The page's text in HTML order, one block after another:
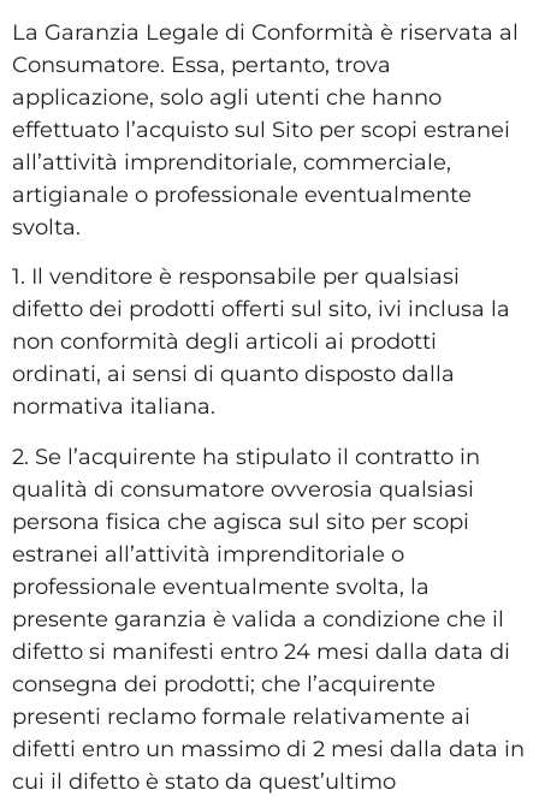
La Garanzia Legale di Conformità è riservata al
Consumatore. Essa, pertanto, trova
applicazione, solo agli utenti che hanno
effettuato l’acquisto sul Sito per scopi estranei
all’attività imprenditoriale, commerciale,
artigianale o professionale eventualmente
svolta.
1. Il venditore è responsabile per qualsiasi
difetto dei prodotti offerti sul sito, ivi inclusa la
non conformità degli articoli ai prodotti
ordinati, ai sensi di quanto disposto dalla
normativa italiana.
2. Se l’acquirente ha stipulato il contratto in
qualità di consumatore ovverosia qualsiasi
persona fisica che agisca sul sito per scopi
estranei all’attività imprenditoriale o
professionale eventualmente svolta, la
presente garanzia è valida a condizione che il
difetto si manifesti entro 24 mesi dalla data di
consegna dei prodotti; che l’acquirente
presenti reclamo formale relativamente ai
difetti entro un massimo di 2 mesi dalla data in
cui il difetto è stato da quest’ultimo